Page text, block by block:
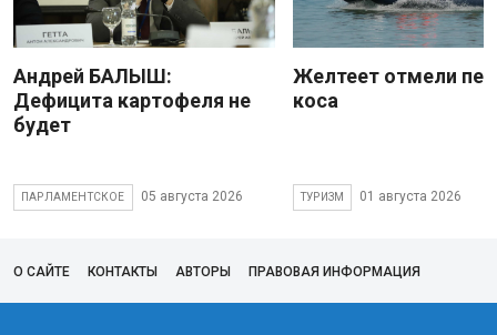
Андрей БАЛЫШ:
Дефицита картофеля не
будет
ПАРЛАМЕНТСКОЕ 05 августа 2026
Желтеет отмели
коса
ТУРИЗМ 01 августа 2026
О САЙТЕ КОНТАКТЫ АВТОРЫ ПРАВОВАЯ ИНФОРМАЦИЯ